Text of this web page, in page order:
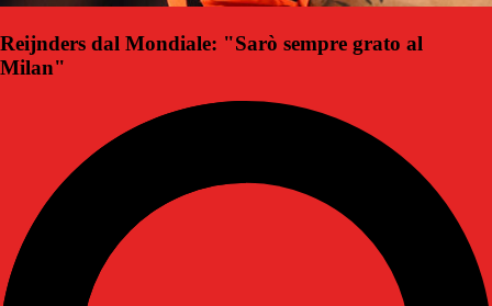
Reijnders dal Mondiale: "Sarò sempre grato al
Milan"